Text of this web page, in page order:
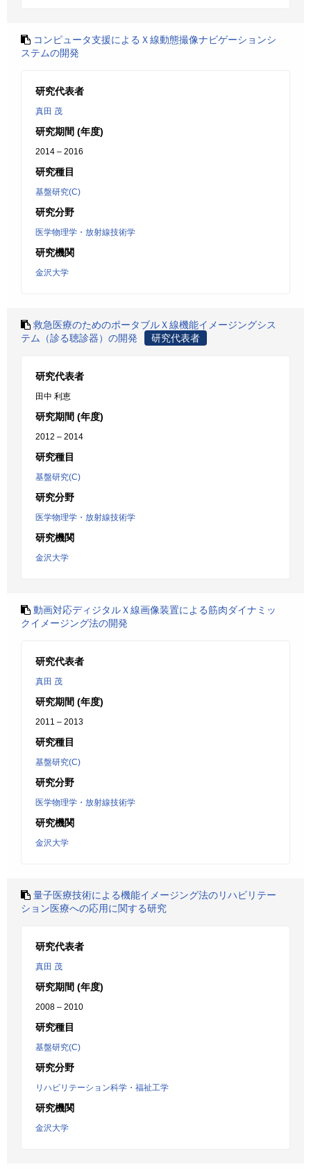
コンピュータ支援によるＸ線動態撮像ナビゲーションシ
ステムの開発
研究代表者
真田 茂
研究期間 (年度)
2014 – 2016
研究種目
基盤研究(C)
研究分野
医学物理学・放射線技術学
研究機関
金沢大学
救急医療のためのポータブルＸ線機能イメージングシス
テム（診る聴診器）の開発
研究代表者
研究代表者
田中 利恵
研究期間 (年度)
2012 – 2014
研究種目
基盤研究(C)
研究分野
医学物理学・放射線技術学
研究機関
金沢大学
動画対応ディジタルＸ線画像装置による筋肉ダイナミッ
クイメージング法の開発
研究代表者
真田 茂
研究期間 (年度)
2011 – 2013
研究種目
基盤研究(C)
研究分野
医学物理学・放射線技術学
研究機関
金沢大学
量子医療技術による機能イメージング法のリハビリテー
ション医療への応用に関する研究
研究代表者
真田 茂
研究期間 (年度)
2008 – 2010
研究種目
基盤研究(C)
研究分野
リハビリテーション科学・福祉工学
研究機関
金沢大学